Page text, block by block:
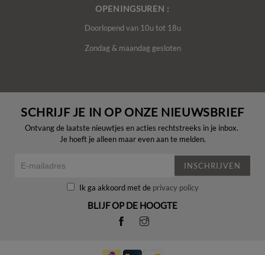
OPENINGSUREN :
Doorlopend van 10u tot 18u
Zondag & maandag gesloten
SCHRIJF JE IN OP ONZE NIEUWSBRIEF
Ontvang de laatste nieuwtjes en acties rechtstreeks in je inbox.
Je hoeft je alleen maar even aan te melden.
INSCHRIJVEN
Ik ga akkoord met de privacy policy
BLIJF OP DE HOOGTE